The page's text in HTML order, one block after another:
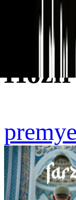
Previous slide Next